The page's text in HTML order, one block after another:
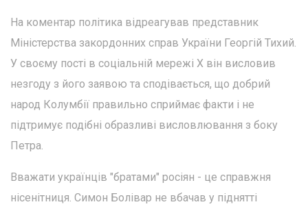
На коментар політика відреагував представник
Міністерства закордонних справ України Георгій Тихий.
У своєму пості в соціальній мережі Х він висловив
незгоду з його заявою та сподівається, що добрий
народ Колумбії правильно сприймає факти і не
підтримує подібні образливі висловлювання з боку
Петра.
Вважати українців "братами" росіян - це справжня
нісенітниця. Симон Болівар не вбачав у піднятті